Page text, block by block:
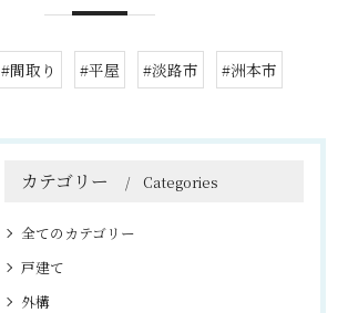
#間取り #平屋 #淡路市 #洲本市
カテゴリー Categories
全てのカテゴリー
戸建て
外構